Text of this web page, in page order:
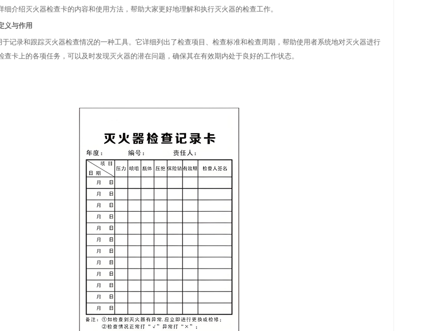
细介绍灭火器检查卡的内容和使用方法，帮助大家更好地理解和执行灭火器的检查工作。
义与作用
记录和跟踪灭火器检查情况的一种工具。它详细列出了检查项目、检查标准和检查周期，帮助使用者系统地对灭火器进行
查卡上的各项任务，可以及时发现灭火器的潜在问题，确保其在有效期内处于良好的工作状态。